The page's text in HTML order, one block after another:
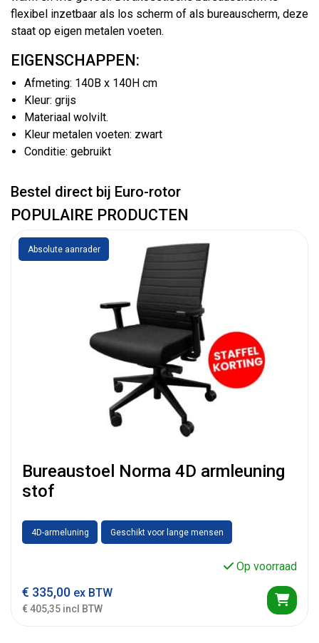
flexibel inzetbaar als los scherm of als bureauscherm, deze
staat op eigen metalen voeten.
EIGENSCHAPPEN:
Afmeting: 140B x 140H cm
Kleur: grijs
Materiaal wolvilt.
Kleur metalen voeten: zwart
Conditie: gebruikt
Bestel direct bij Euro-rotor
POPULAIRE PRODUCTEN
Absolute aanrader
Bureaustoel Norma 4D armleuning
stof
4D-armeluning Geschikt voor lange mensen
Op voorraad
€ 335,00 ex BTW
€ 405,35 incl BTW